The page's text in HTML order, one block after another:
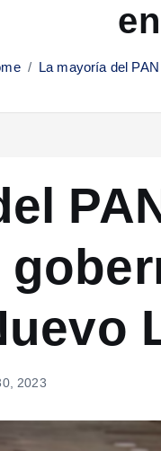
La mayoría del
2023